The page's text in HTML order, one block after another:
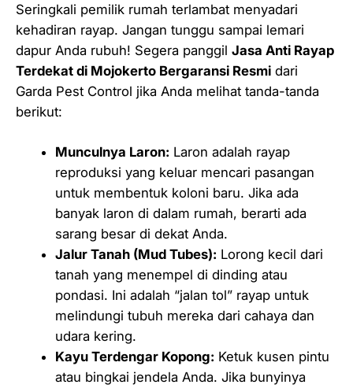
Seringkali pemilik rumah terlambat menyadari
kehadiran rayap. Jangan tunggu sampai lemari
dapur Anda rubuh! Segera panggil Jasa Anti Rayap
Terdekat di Mojokerto Bergaransi Resmi dari
Garda Pest Control jika Anda melihat tanda-tanda
berikut:
Munculnya Laron: Laron adalah rayap
reproduksi yang keluar mencari pasangan
untuk membentuk koloni baru. Jika ada
banyak laron di dalam rumah, berarti ada
sarang besar di dekat Anda.
Jalur Tanah (Mud Tubes): Lorong kecil dari
tanah yang menempel di dinding atau
pondasi. Ini adalah “jalan tol” rayap untuk
melindungi tubuh mereka dari cahaya dan
udara kering.
Kayu Terdengar Kopong: Ketuk kusen pintu
atau bingkai jendela Anda. Jika bunyinya